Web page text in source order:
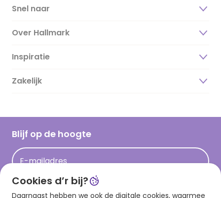
Snel naar
Over Hallmark
Over ons
Duurzaamheid
Hallmark Kaartclub
Acties
Hallmark en Kinderpostzegels
Inspiratie
Magazine
Cadeau inspiratie
Kaartinspiratie
Zakelijk
Blijf op de hoogte
E-mailadres
Aanmelden
Cookies d’r bij?
Daarnaast hebben we ook de digitale cookies, waarmee